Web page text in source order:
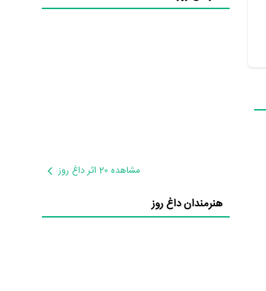
مشاهده 20 اثر داغ روز
هنرمندان داغ روز